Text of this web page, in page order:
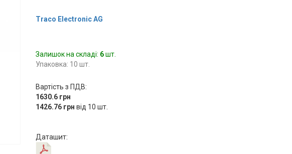
Traco Electronic AG
Залишок на складі: 6шт.
Упаковка: 10 шт.
Вартість з ПДВ:
1630.6 грн
1426.76 грн від 10 шт.
Даташит: